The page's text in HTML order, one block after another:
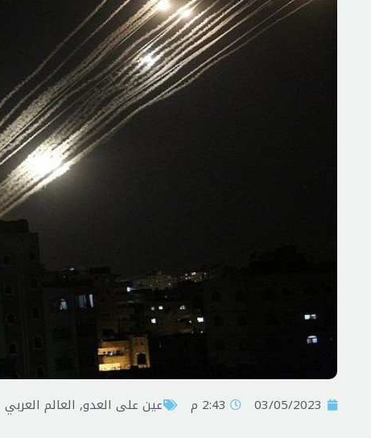
03/05/2023 2:43 م عين على العدو, العالم العربي